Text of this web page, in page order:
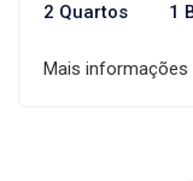
2 Quartos 1
Mais informações